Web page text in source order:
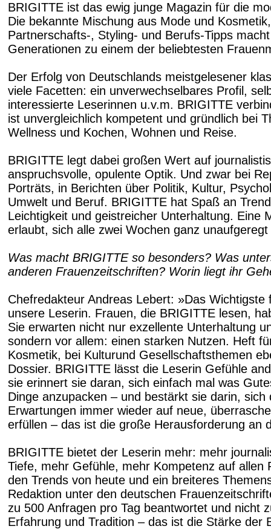
BRIGITTE ist das ewig junge Magazin für die
Die bekannte Mischung aus Mode und
Partnerschafts-, Styling- und Berufs-Tipps
Generationen zu einem der beliebtesten
Der Erfolg von Deutschlands meistgelesener
viele Facetten: ein unverwechselbares Profil,
interessierte Leserinnen u.v.m. BRIGITTE
ist unvergleichlich kompetent und gründlich bei
Wellness und Kochen, Wohnen und Reise.
BRIGITTE legt dabei großen Wert auf
anspruchsvolle, opulente Optik. Und zwar bei
Porträts, in Berichten über Politik, Kultur,
Umwelt und Beruf. BRIGITTE hat Spaß an
Leichtigkeit und geistreicher Unterhaltung. Eine
erlaubt, sich alle zwei Wochen ganz
Was macht BRIGITTE so besonders? Was
anderen Frauenzeitschriften? Worin liegt ihr
Chefredakteur Andreas Lebert: »Das
unsere Leserin. Frauen, die BRIGITTE lesen,
Sie erwarten nicht nur exzellente Unterhaltung
sondern vor allem: einen starken Nutzen. Heft
Kosmetik, bei Kulturund Gesellschaftsthemen
Dossier. BRIGITTE lässt die Leserin Gefühle
sie erinnert sie daran, sich einfach mal was
Dinge anzupacken – und bestärkt sie darin, sich
Erwartungen immer wieder auf neue,
erfüllen – das ist die große Herausforderung an
BRIGITTE bietet der Leserin mehr: mehr
Tiefe, mehr Gefühle, mehr Kompetenz auf allen
den Trends von heute und ein breiteres
Redaktion unter den deutschen
zu 500 Anfragen pro Tag beantwortet und nicht
Erfahrung und Tradition – das ist die Stärke der